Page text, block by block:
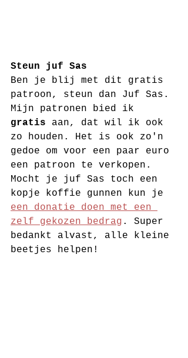
Steun juf Sas
Ben je blij met dit gratis
patroon, steun dan Juf Sas.
Mijn patronen bied ik
gratis aan, dat wil ik ook
zo houden. Het is ook zo'n
gedoe om voor een paar euro
een patroon te verkopen.
Mocht je juf Sas toch een
kopje koffie gunnen kun je
een donatie doen met een
zelf gekozen bedrag . Super
bedankt alvast, alle kleine
beetjes helpen!